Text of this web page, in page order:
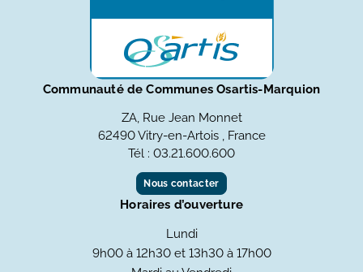
Communauté de Communes Osartis-Marquion
ZA, Rue Jean Monnet
62490 Vitry-en-Artois , France
Tél : 03.21.600.600
Nous contacter
Horaires d’ouverture
Lundi
9h00 à 12h30 et 13h30 à 17h00